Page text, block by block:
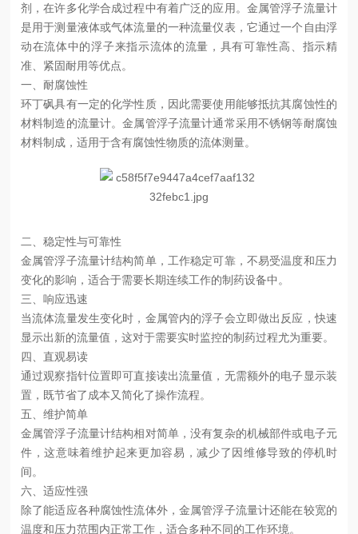
剂，在许多化学合成过程中有着广泛的应用。金属管浮子流量计
是用于测量液体或气体流量的一种流量仪表，它通过一个自由浮
动在流体中的浮子来指示流体的流量，具有可靠性高、指示精
准、紧固耐用等优点。
一、耐腐蚀性
环丁砜具有一定的化学性质，因此需要使用能够抵抗其腐蚀性的
材料制造的流量计。金属管浮子流量计通常采用不锈钢等耐腐蚀
材料制成，适用于含有腐蚀性物质的流体测量。
二、稳定性与可靠性
金属管浮子流量计结构简单，工作稳定可靠，不易受温度和压力
变化的影响，适合于需要长期连续工作的制药设备中。
三、响应迅速
当流体流量发生变化时，金属管内的浮子会立即做出反应，快速
显示出新的流量值，这对于需要实时监控的制药过程尤为重要。
四、直观易读
通过观察指针位置即可直接读出流量值，无需额外的电子显示装
置，既节省了成本又简化了操作流程。
五、维护简单
金属管浮子流量计结构相对简单，没有复杂的机械部件或电子元
件，这意味着维护起来更加容易，减少了因维修导致的停机时
间。
六、适应性强
除了能适应各种腐蚀性流体外，金属管浮子流量计还能在较宽的
温度和压力范围内正常工作，适合多种不同的工作环境。